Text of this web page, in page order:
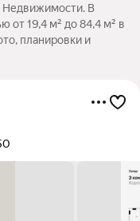
Недвижимости. В
от 19,4 м² до 84,4 м² в
планировки и